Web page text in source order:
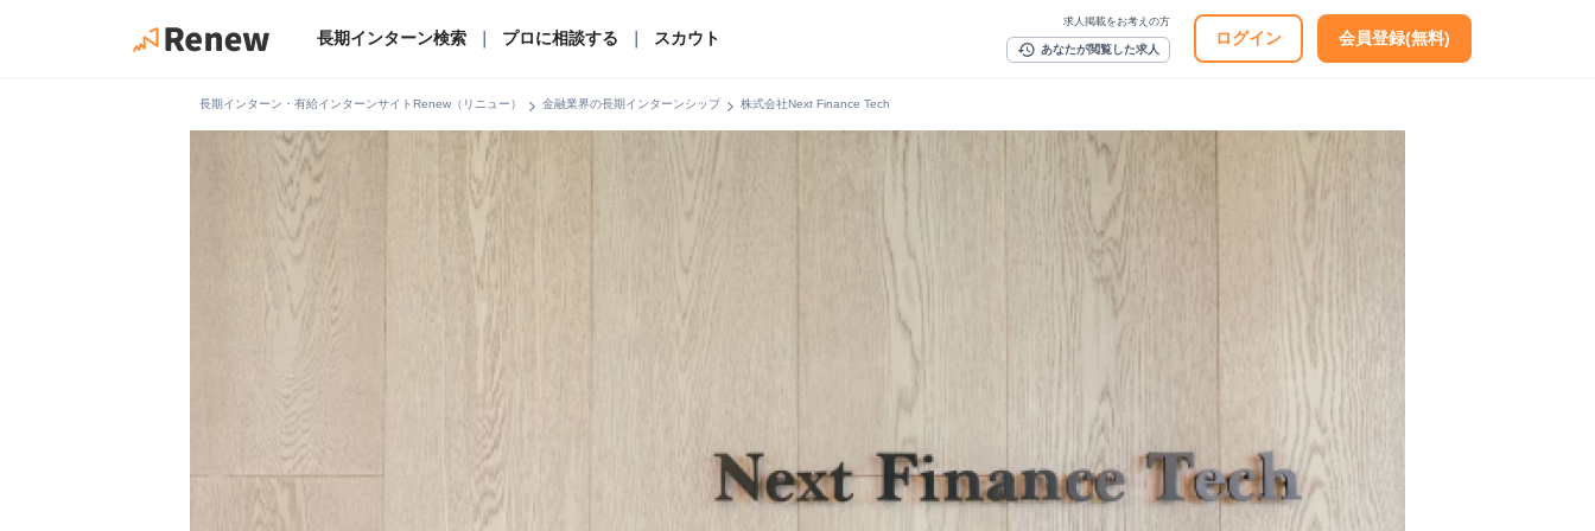
長期インターン検索 プロに相談する スカウト
求人掲載をお考えの方
history あなたが閲覧した求人
ログイン 会員登録(無料)
長期インターン・有給インターンサイトRenew（リニュー） chevron_right 金融業界の長期インターンシップchevron_right 株式会社Next Finance Tech